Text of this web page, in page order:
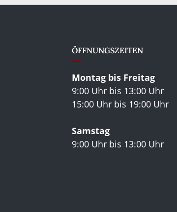
ÖFFNUNGSZEITEN
Montag bis Freitag
9:00 Uhr bis 13:00 Uhr
15:00 Uhr bis 19:00 Uhr
Samstag
9:00 Uhr bis 13:00 Uhr